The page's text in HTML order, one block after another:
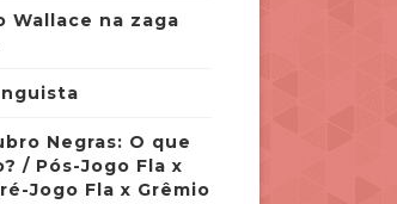
Wallace na zaga
Negras: O que
/ Pós-Jogo Fla x
Jogo Fla x Grêmio